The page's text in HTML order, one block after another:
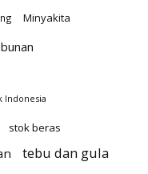
Minyakita
Indonesia
stok beras
tebu dan gula